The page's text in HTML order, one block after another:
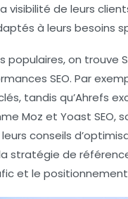
visibilité de leurs
à leurs besoins
populaires, on trouve
SEO. Par
tandis qu’Ahrefs
Moz et Yoast SEO,
conseils
stratégie de
et le